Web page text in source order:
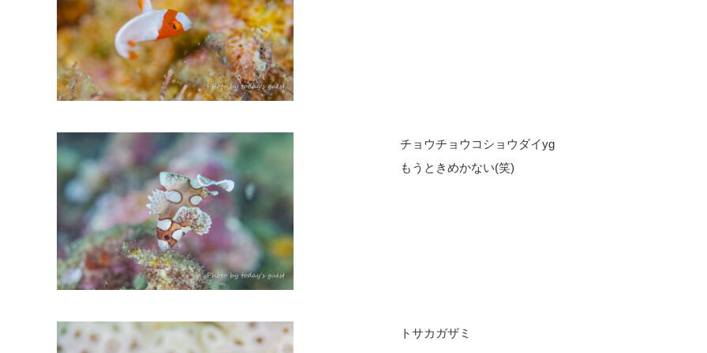
チョウチョウコショウダイyg
もうときめかない(笑)
トサカガザミ